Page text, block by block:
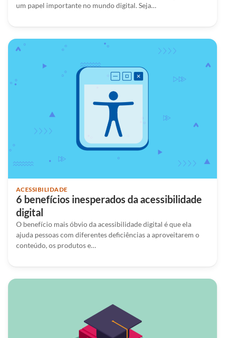
um papel importante no mundo digital. Seja…
ACESSIBILIDADE
6 benefícios inesperados da acessibilidade
digital
O benefício mais óbvio da acessibilidade digital é que ela
ajuda pessoas com diferentes deficiências a aproveitarem o
conteúdo, os produtos e…